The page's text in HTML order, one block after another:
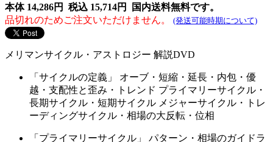
本体 14,286円 税込 15,714円
国内送料無料です。
品切れのためご注文いただけません。
(発送可能時期について)
メリマンサイクル・アストロジー 解説DVD
「サイクルの定義」 オーブ・短縮・延長・内包・優
越・支配性と歪み・トレンド プライマリーサイクル・
長期サイクル・短期サイクル メジャーサイクル・トレ
ーディングサイクル・相場の大反転・位相
「プライマリーサイクル」 パターン・相場のガイドラ